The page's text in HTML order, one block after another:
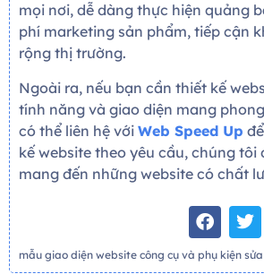
mọi nơi, dễ dàng thực hiện quảng
phí marketing sản phẩm, tiếp cận
rộng thị trường.
Ngoài ra, nếu bạn cần thiết kế
tính năng và giao diện mang
có thể liên hệ với Web Speed Up
kế website theo yêu cầu, chúng tôi
mang đến những website có chất
mẫu giao diện website công cụ và phụ kiện